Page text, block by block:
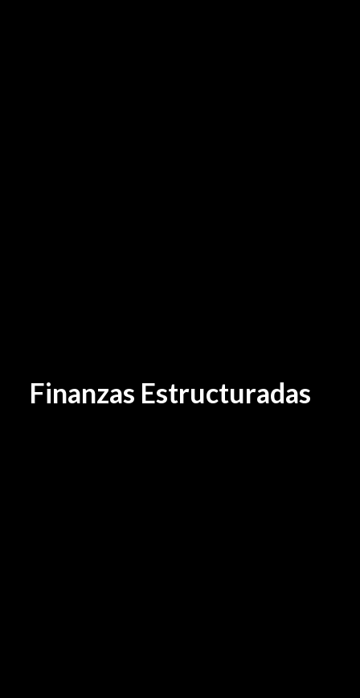
Finanzas Estructuradas